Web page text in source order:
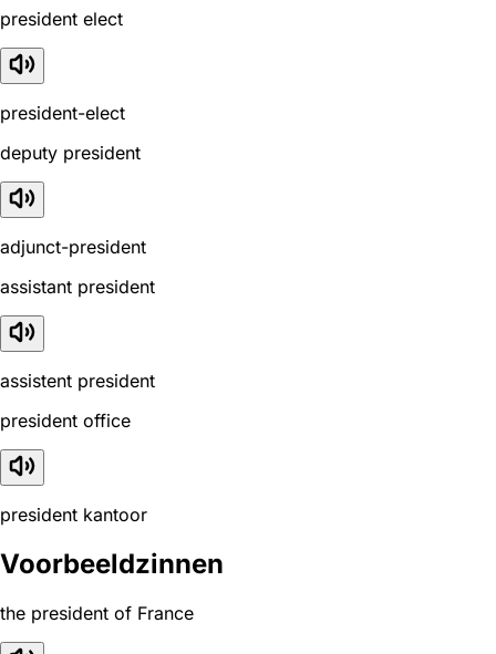
president elect
president-elect
deputy president
adjunct-president
assistant president
assistent president
president office
president kantoor
Voorbeeldzinnen
the president of France